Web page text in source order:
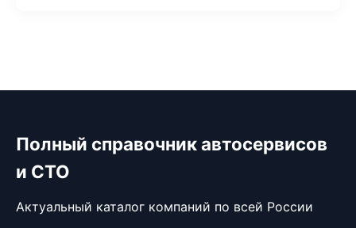
Полный справочник автосервисов
и СТО
Актуальный каталог компаний по всей России